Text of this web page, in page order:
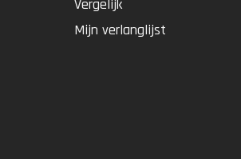
Vergelijk
Mijn verlanglijst